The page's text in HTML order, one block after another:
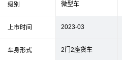
级别
上市时间
车身形式
微型车
2023-03
2门2座货车